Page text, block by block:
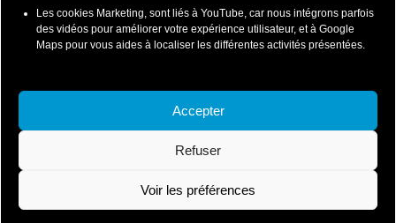
Les cookies Marketing, sont liés à YouTube, car nous intégrons parfois
des vidéos pour améliorer votre expérience utilisateur, et à Google
Maps pour vous aides à localiser les différentes activités présentées.
Accepter
Refuser
Voir les préférences
Conditions Particulières de Vente-Coasteering